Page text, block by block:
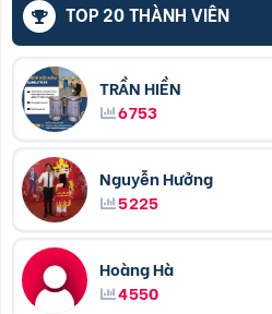
TOP 20 THÀNH VIÊN
TRẦN HIỀN
6753
Nguyễn Hưởng
5225
Hoàng Hà
4550